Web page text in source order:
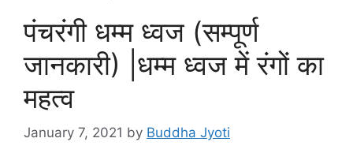
पंचरंगी धम्म ध्वज (सम्पूर्ण
जानकारी) |धम्म ध्वज में रंगों का
महत्व
January 7, 2021 by Buddha Jyoti